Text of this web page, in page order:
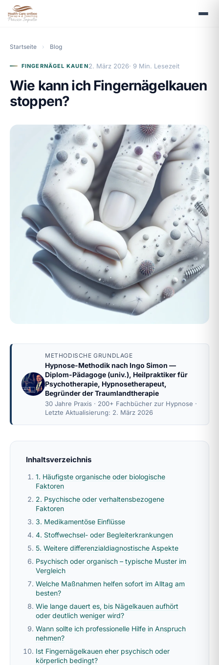
Startseite › Blog
FINGERNÄGEL KAUEN2. März 2026· 9 Min. Lesezeit
Wie kann ich Fingernägelkauen
stoppen?
METHODISCHE GRUNDLAGE
Hypnose-Methodik nach Ingo Simon —
Diplom-Pädagoge (univ.), Heilpraktiker für
Psychotherapie, Hypnosetherapeut,
Begründer der Traumlandtherapie
30 Jahre Praxis · 200+ Fachbücher zur Hypnose ·
Letzte Aktualisierung: 2. März 2026
Inhaltsverzeichnis
1. Häufigste organische oder biologische
Faktoren
2. Psychische oder verhaltensbezogene
Faktoren
3. Medikamentöse Einflüsse
4. Stoffwechsel- oder Begleiterkrankungen
5. Weitere differenzialdiagnostische Aspekte
Psychisch oder organisch – typische Muster im
Vergleich
Welche Maßnahmen helfen sofort im Alltag am
besten?
Wie lange dauert es, bis Nägelkauen aufhört
oder deutlich weniger wird?
Wann sollte ich professionelle Hilfe in Anspruch
nehmen?
Ist Fingernägelkauen eher psychisch oder
körperlich bedingt?